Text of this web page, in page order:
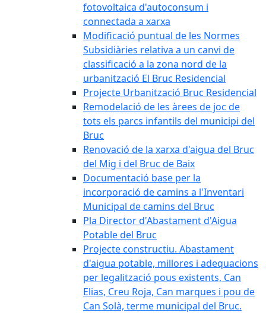
fotovoltaica d'autoconsum i
connectada a xarxa
Modificació puntual de les Normes
Subsidiàries relativa a un canvi de
classificació a la zona nord de la
urbanització El Bruc Residencial
Projecte Urbanització Bruc Residencial
Remodelació de les àrees de joc de
tots els parcs infantils del municipi del
Bruc
Renovació de la xarxa d'aigua del Bruc
del Mig i del Bruc de Baix
Documentació base per la
incorporació de camins a l'Inventari
Municipal de camins del Bruc
Pla Director d'Abastament d'Aigua
Potable del Bruc
Projecte constructiu. Abastament
d'aigua potable, millores i adequacions
per legalització pous existents, Can
Elias, Creu Roja, Can marques i pou de
Can Solà, terme municipal del Bruc.